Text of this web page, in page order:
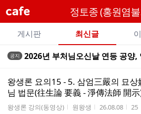
cafe 정토종 (홍원염
카
페
메
뉴
게시판 최신글
전
글
공지 2026년 부처님오신날 연등 공양,
왕생론 요의15 - 5. 삼엄三嚴의 묘상
님 법문(往生論 要義 - 淨傳法師 開
게시판명
왕생론 강의(동영상) 작성자
원왕생 작성시간
26.08.08 조
25